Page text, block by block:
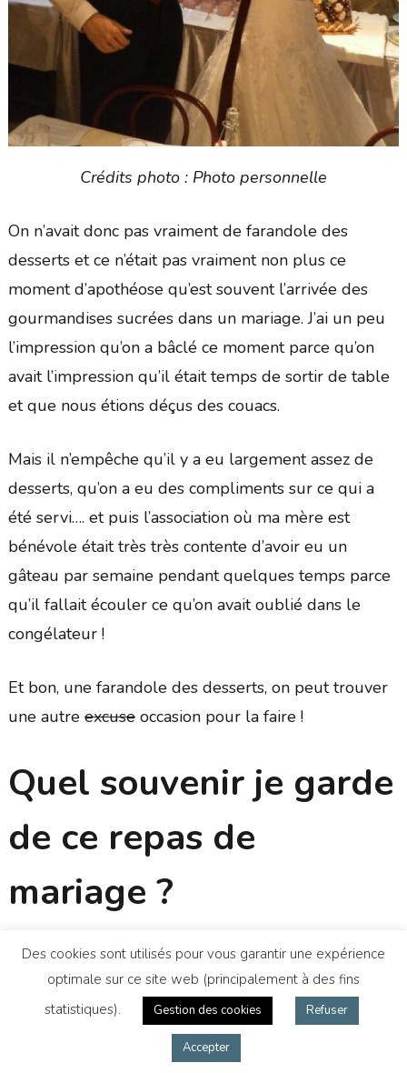
Crédits photo : Photo personnelle
On n’avait donc pas vraiment de farandole des
desserts et ce n’était pas vraiment non plus ce
moment d’apothéose qu’est souvent l’arrivée des
gourmandises sucrées dans un mariage. J’ai un peu
l’impression qu’on a bâclé ce moment parce qu’on
avait l’impression qu’il était temps de sortir de table
et que nous étions déçus des couacs.
Mais il n’empêche qu’il y a eu largement assez de
desserts, qu’on a eu des compliments sur ce qui a
été servi…. et puis l’association où ma mère est
bénévole était très très contente d’avoir eu un
gâteau par semaine pendant quelques temps parce
qu’il fallait écouler ce qu’on avait oublié dans le
congélateur !
Et bon, une farandole des desserts, on peut trouver
une autre excuseoccasion pour la faire !
Quel souvenir je garde
de ce repas de
mariage ?
À la lecture de cet article, tu peux penser que mon
repas de mariage était un peu raté et que j’en garde
de l’amertume. Oui, j’ai été un peu déçue mais de
l’amertume, aujourd’hui, non, je ne crois pas.
Des cookies sont utilisés pour vous garantir une expérience
optimale sur ce site web (principalement à des fins
statistiques).
Gestion des cookies Refuser
Accepter